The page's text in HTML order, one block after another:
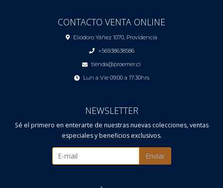
CONTACTO VENTA ONLINE
Eliodoro Yáñez 1070, Providencia
+56938638586
tienda@proemer.cl
Lun a Vie 09:00 a 17:30hrs
NEWSLETTER
Sé el primero en enterarte de nuestras nuevas colecciones, ventas
especiales y beneficios exclusivos.
Enviar